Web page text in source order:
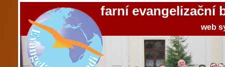
farní evangelizační
web